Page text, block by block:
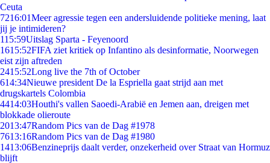
Ceuta
7216:01Meer agressie tegen een andersluidende politieke mening, laat
jij je intimideren?
115:59Uitslag Sparta - Feyenoord
1615:52FIFA ziet kritiek op Infantino als desinformatie, Noorwegen
eist zijn aftreden
2415:52Long live the 7th of October
614:34Nieuwe president De la Espriella gaat strijd aan met
drugskartels Colombia
4414:03Houthi's vallen Saoedi-Arabië en Jemen aan, dreigen met
blokkade olieroute
2013:47Random Pics van de Dag #1978
7613:16Random Pics van de Dag #1980
1413:06Benzineprijs daalt verder, onzekerheid over Straat van Hormuz
blijft